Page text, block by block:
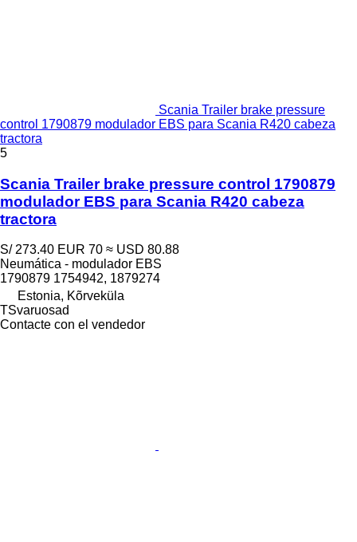
Scania Trailer brake pressure
control 1790879 modulador EBS para Scania R420 cabeza
tractora
5
Scania Trailer brake pressure control 1790879
modulador EBS para Scania R420 cabeza
tractora
S/ 273.40 EUR 70 ≈ USD 80.88
Neumática - modulador EBS
1790879 1754942, 1879274
Estonia, Kõrveküla
TSvaruosad
Contacte con el vendedor